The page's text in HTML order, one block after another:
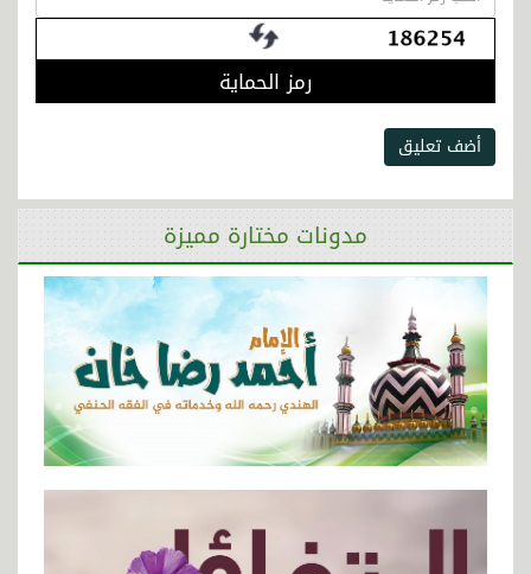
مدونات مختارة مميزة
رمز الحماية
أضف تعليق